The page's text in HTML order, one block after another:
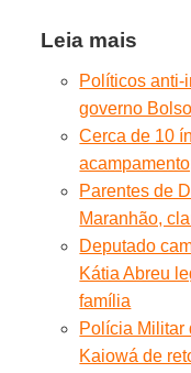
Leia mais
Políticos anti-
governo
Cerca de 10
Parentes de
Maranhão,
Deputado
Kátia Abreu
família
Polícia Militar
Kaiowá de